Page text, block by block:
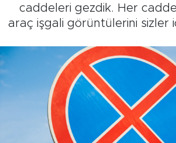
caddeleri gezdik. Her
araç işgali görüntülerini sizler
Sağlık
Kültür Sanat
Tarihçe
Resmi İlanlar
Söyleşi
Son Dakika Haberleri
Haber Arşivi